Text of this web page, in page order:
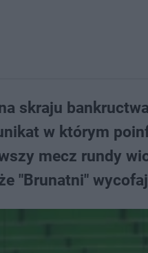
skraju
w którym
mecz rundy
"Brunatni"